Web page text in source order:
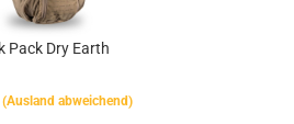
Pack Dry Earth
(Ausland abweichend)